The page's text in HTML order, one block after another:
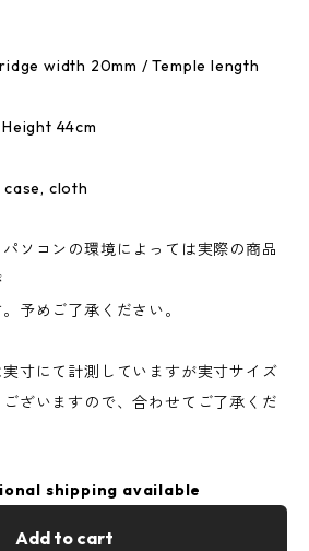
width 20mm / Temple length
44cm
cloth
ソコンの環境によっては実際の商品
予めご了承ください。
寸にて計測していますが実寸サイズ
ざいますので、合わせてご了承くだ
shipping available
Add to cart